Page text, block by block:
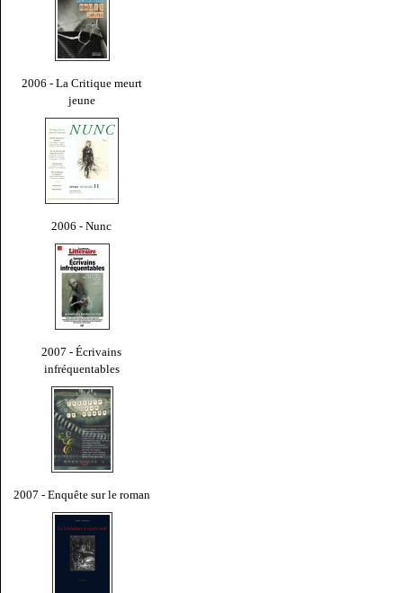
2006 - La Critique meurt
jeune
2006 - Nunc
2007 - Écrivains
infréquentables
2007 - Enquête sur le roman